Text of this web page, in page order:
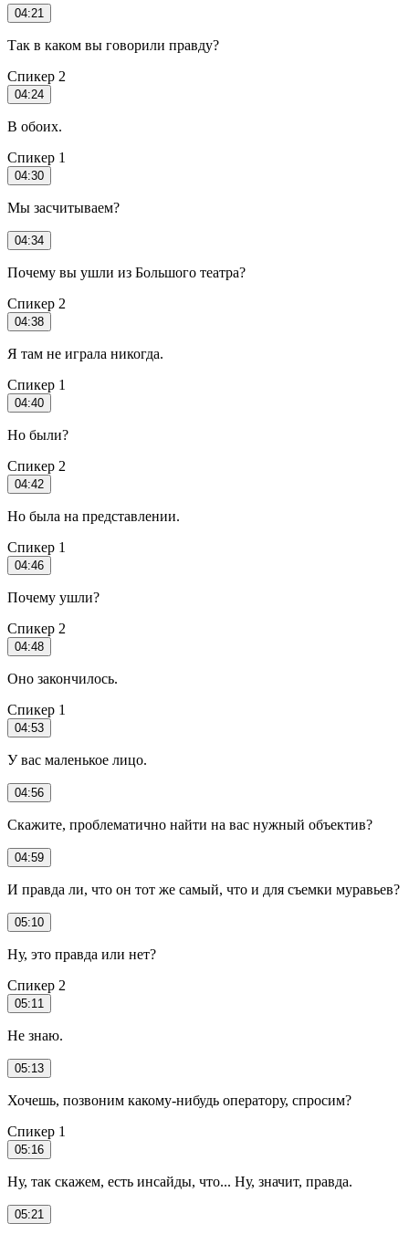
04:21
Так в каком вы говорили правду?
Спикер 2
04:24
В обоих.
Спикер 1
04:30
Мы засчитываем?
04:34
Почему вы ушли из Большого театра?
Спикер 2
04:38
Я там не играла никогда.
Спикер 1
04:40
Но были?
Спикер 2
04:42
Но была на представлении.
Спикер 1
04:46
Почему ушли?
Спикер 2
04:48
Оно закончилось.
Спикер 1
04:53
У вас маленькое лицо.
04:56
Скажите, проблематично найти на вас нужный объектив?
04:59
И правда ли, что он тот же самый, что и для съемки муравьев?
05:10
Ну, это правда или нет?
Спикер 2
05:11
Не знаю.
05:13
Хочешь, позвоним какому-нибудь оператору, спросим?
Спикер 1
05:16
Ну, так скажем, есть инсайды, что... Ну, значит, правда.
05:21